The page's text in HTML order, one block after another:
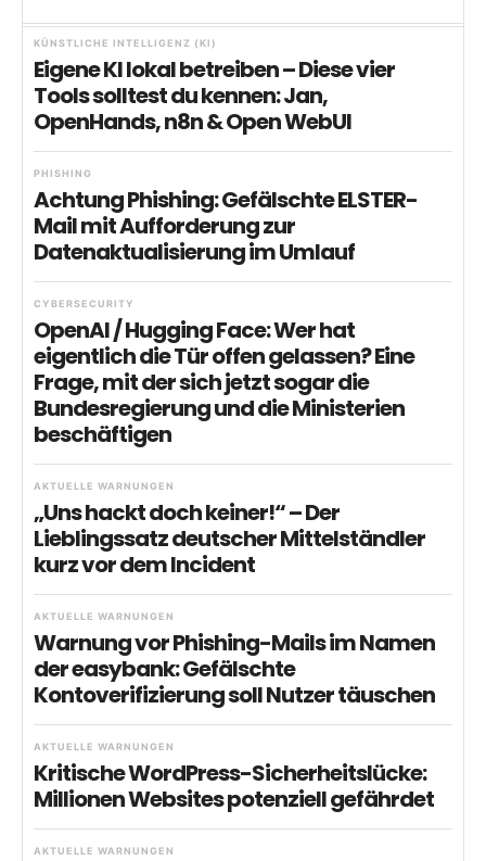
KÜNSTLICHE INTELLIGENZ (KI)
Eigene KI lokal betreiben – Diese vier
Tools solltest du kennen: Jan,
OpenHands, n8n & Open WebUI
PHISHING
Achtung Phishing: Gefälschte ELSTER-
Mail mit Aufforderung zur
Datenaktualisierung im Umlauf
CYBERSECURITY
OpenAI / Hugging Face: Wer hat
eigentlich die Tür offen gelassen? Eine
Frage, mit der sich jetzt sogar die
Bundesregierung und die Ministerien
beschäftigen
AKTUELLE WARNUNGEN
„Uns hackt doch keiner!“ – Der
Lieblingssatz deutscher Mittelständler
kurz vor dem Incident
AKTUELLE WARNUNGEN
Warnung vor Phishing-Mails im Namen
der easybank: Gefälschte
Kontoverifizierung soll Nutzer täuschen
AKTUELLE WARNUNGEN
Kritische WordPress-Sicherheitslücke:
Millionen Websites potenziell gefährdet
AKTUELLE WARNUNGEN